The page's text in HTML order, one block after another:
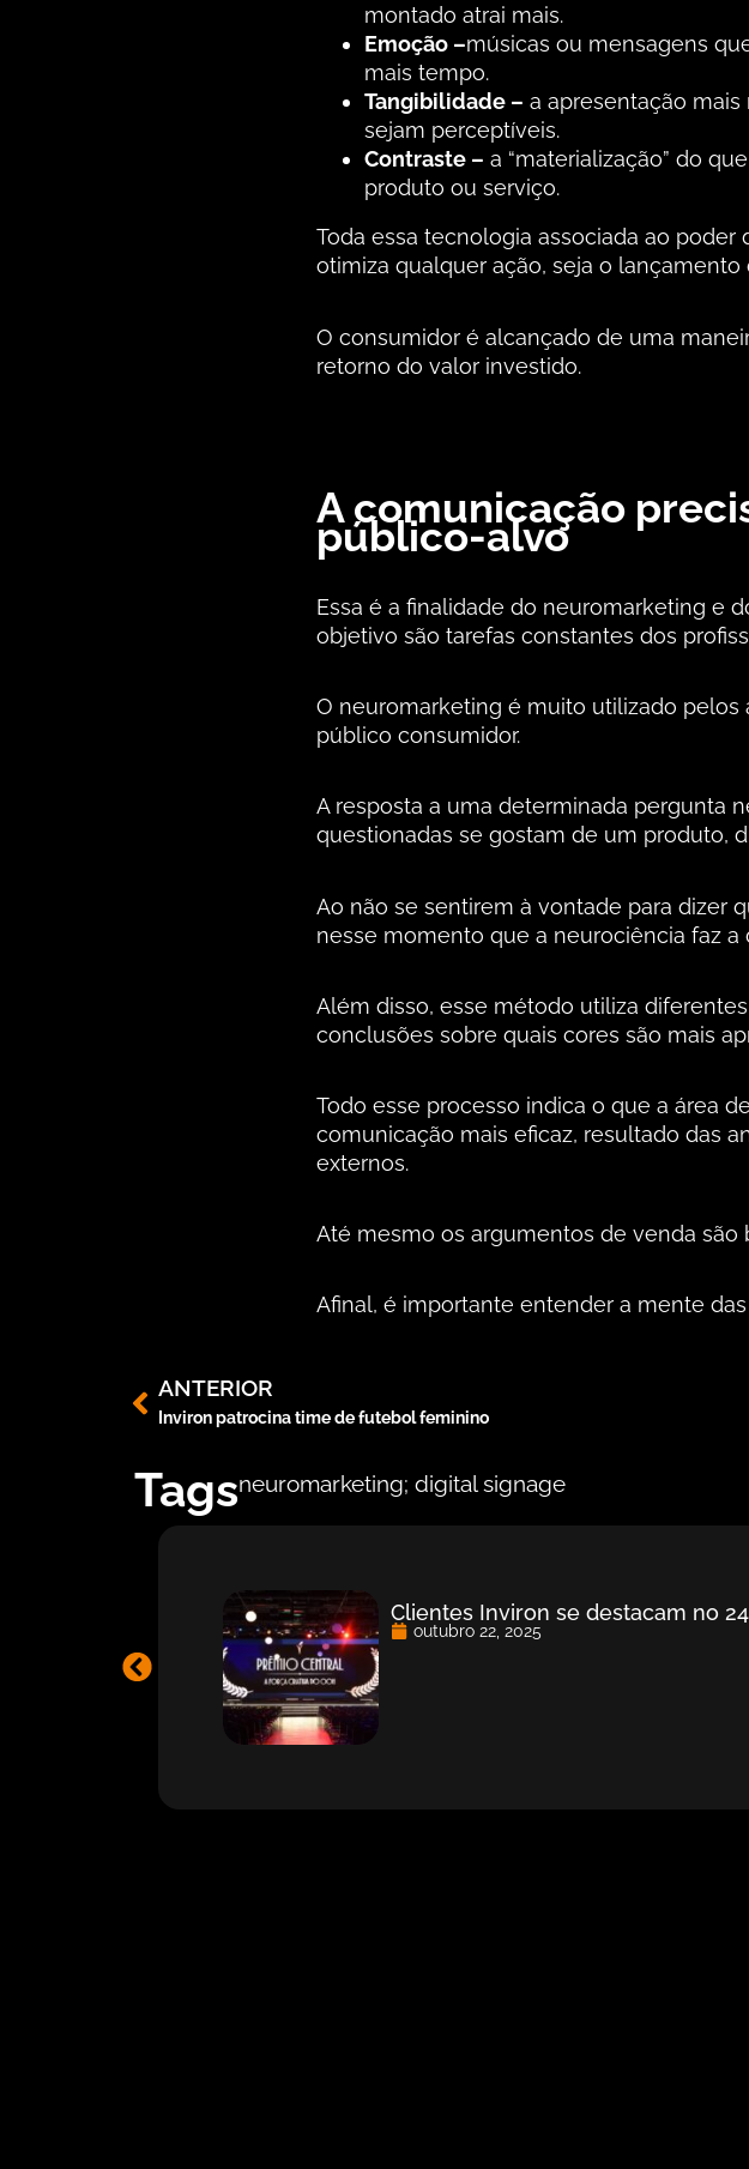
montado atrai mais.
Emoção –músicas ou mensagens
mais tempo.
Tangibilidade – a apresentação
sejam perceptíveis.
Contraste – a “materialização” do
produto ou serviço.
Toda essa tecnologia associada ao
otimiza qualquer ação, seja o
O consumidor é alcançado de uma
retorno do valor investido.
A comunicação
público-alvo
Essa é a finalidade do neuromarketing e
objetivo são tarefas constantes dos
O neuromarketing é muito utilizado pelos
público consumidor.
A resposta a uma determinada pergunta
questionadas se gostam de um produto,
Ao não se sentirem à vontade para dizer
nesse momento que a neurociência faz
Além disso, esse método utiliza
conclusões sobre quais cores são mais
Todo esse processo indica o que a área
comunicação mais eficaz, resultado das
externos.
Até mesmo os argumentos de venda são
Afinal, é importante entender a mente
ANTERIOR
Inviron patrocina time de futebol feminino
Tagsneuromarketing; digital signage
Clientes Inviron se destacam no
outubro 22, 2025